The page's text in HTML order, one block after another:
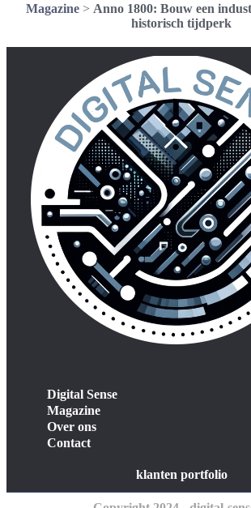
Magazine > Anno 1800: Bouw een
historisch tijdperk
Digital Sense
Magazine
Over ons
Contact
klanten portfolio